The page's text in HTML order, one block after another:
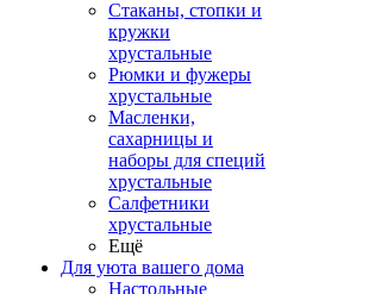
Стаканы, стопки и
кружки
хрустальные
Рюмки и фужеры
хрустальные
Масленки,
сахарницы и
наборы для специй
хрустальные
Салфетники
хрустальные
Ещё
Для уюта вашего дома
Настольные